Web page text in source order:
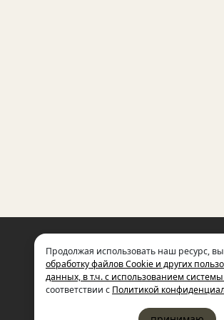
СОЦИАЛЬНО-
И
ИМЕНИ М.С.
Продолжая использовать наш ресурс,
обработку файлов Cookie и других
данных, в т.ч. с использованием
соответствии с Политикой